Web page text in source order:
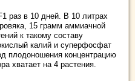
раз в 10 дней. В 10 литрах
15 грамм аммиачной
к такому составу
калий и суперфосфат
плодоношения концентрацию
хватает на 4 растения.